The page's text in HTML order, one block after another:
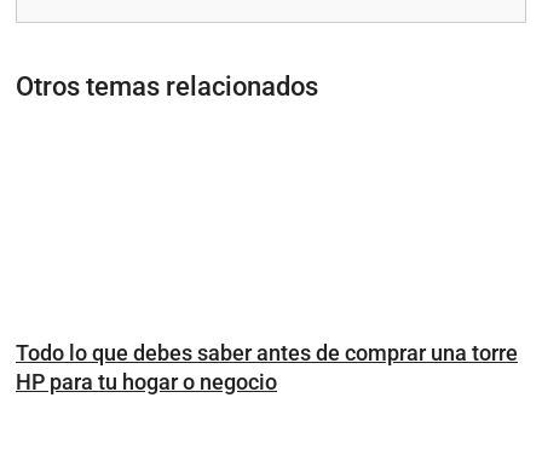
Otros temas relacionados
Todo lo que debes saber antes de comprar una torre
HP para tu hogar o negocio